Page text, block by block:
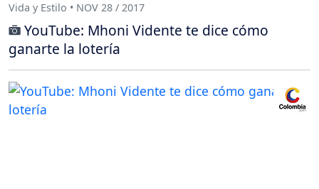
Vida y Estilo • NOV 28 / 2017
YouTube: Mhoni Vidente te dice cómo
ganarte la lotería